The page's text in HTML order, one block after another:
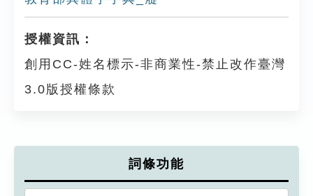
授權資訊：
創用CC-姓名標示-非商業性-禁止改作臺灣
3.0版授權條款
詞條功能